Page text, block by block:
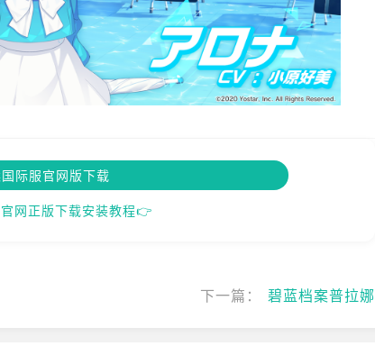
际服官网版下载
网正版下载安装教程👉
下一篇： 碧蓝档案普拉娜